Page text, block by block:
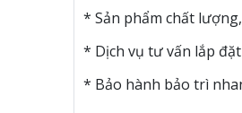
* Sản phẩm chất
* Dịch vụ tư vấn lắp
* Bảo hành bảo trì